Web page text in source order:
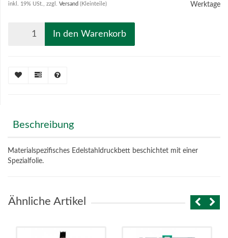
inkl. 19% USt., zzgl. Versand (Kleinteile)
Werktage
In den Warenkorb
Beschreibung
Materialspezifisches Edelstahldruckbett beschichtet mit einer
Spezialfolie.
Ähnliche Artikel